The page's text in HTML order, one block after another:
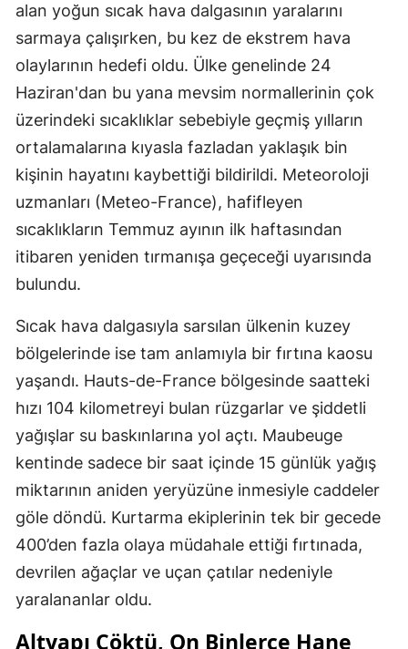
alan yoğun sıcak hava dalgasının yaralarını
sarmaya çalışırken, bu kez de ekstrem hava
olaylarının hedefi oldu. Ülke genelinde 24
Haziran'dan bu yana mevsim normallerinin çok
üzerindeki sıcaklıklar sebebiyle geçmiş yılların
ortalamalarına kıyasla fazladan yaklaşık bin
kişinin hayatını kaybettiği bildirildi. Meteoroloji
uzmanları (Meteo-France), hafifleyen
sıcaklıkların Temmuz ayının ilk haftasından
itibaren yeniden tırmanışa geçeceği uyarısında
bulundu.
Sıcak hava dalgasıyla sarsılan ülkenin kuzey
bölgelerinde ise tam anlamıyla bir fırtına kaosu
yaşandı. Hauts-de-France bölgesinde saatteki
hızı 104 kilometreyi bulan rüzgarlar ve şiddetli
yağışlar su baskınlarına yol açtı. Maubeuge
kentinde sadece bir saat içinde 15 günlük yağış
miktarının aniden yeryüzüne inmesiyle caddeler
göle döndü. Kurtarma ekiplerinin tek bir gecede
400’den fazla olaya müdahale ettiği fırtınada,
devrilen ağaçlar ve uçan çatılar nedeniyle
yaralananlar oldu.
Altyapı Çöktü, On Binlerce Hane